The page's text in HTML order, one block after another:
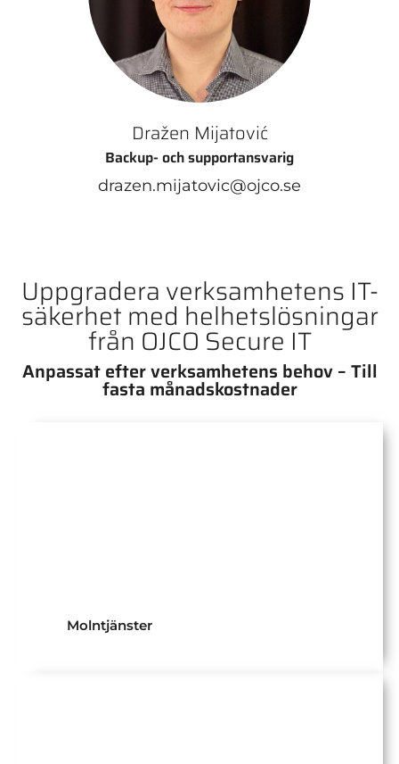
Dražen Mijatović
Backup- och supportansvarig
drazen.mijatovic@ojco.se
Uppgradera verksamhetens IT-
säkerhet med helhetslösningar
från OJCO Secure IT
Anpassat efter verksamhetens behov – Till
fasta månadskostnader
Molntjänster